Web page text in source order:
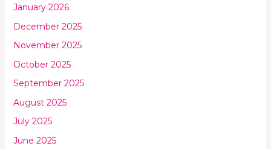
January 2026
December 2025
November 2025
October 2025
September 2025
August 2025
July 2025
June 2025